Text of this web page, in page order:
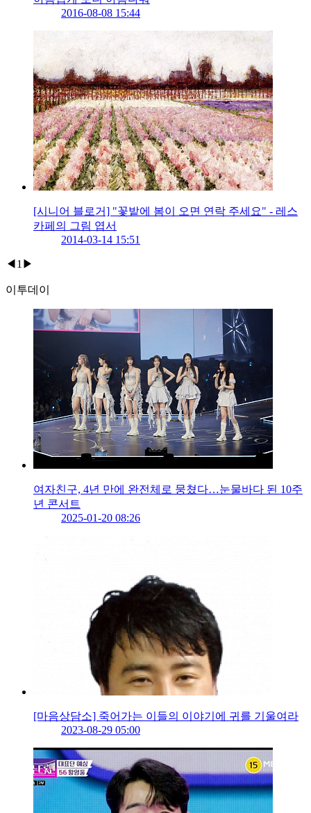
2016-08-08 15:44
[시니어 블로거] "꽃밭에 봄이 오면 연락 주세요" - 레스
카페의 그림 엽서
2014-03-14 15:51
◀ 1 ▶
이투데이
여자친구, 4년 만에 완전체로 뭉쳤다…눈물바다 된 10주
년 콘서트
2025-01-20 08:26
[마음상담소] 죽어가는 이들의 이야기에 귀를 기울여라
2023-08-29 05:00